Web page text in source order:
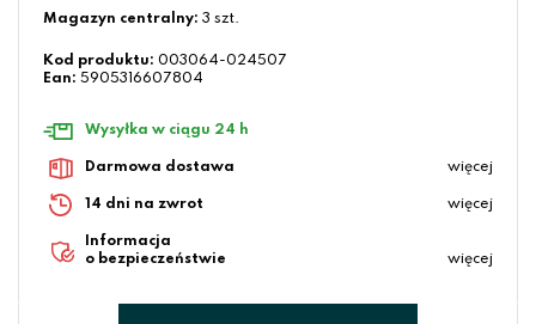
Magazyn centralny: 3 szt.
Kod produktu: 003064-024507
Ean: 5905316607804
Wysyłka w ciągu 24 h
Darmowa dostawa więcej
14 dni na zwrot więcej
Informacja
o bezpieczeństwie
więcej